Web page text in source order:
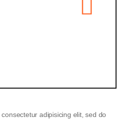
adipisicing elit, sed do